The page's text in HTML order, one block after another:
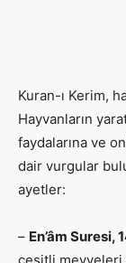
Kuran-ı Kerim,
Hayvanların
faydalarına ve
dair vurgular
ayetler:
– En’âm Suresi,